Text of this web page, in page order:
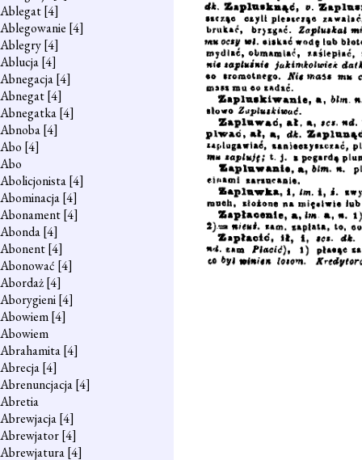
Ablegat[4]
Ablegowanie [4]
Ablegry[4]
Ablucja[4]
Abnegacja[4]
Abnegat[4]
Abnegatka[4]
Abnoba[4]
Abo [4]
Abo
Abolicjonista[4]
Abominacja[4]
Abonament[4]
Abonda[4]
Abonent[4]
Abonować [4]
Abordaż[4]
Aborygieni[4]
Abowiem[4]
Abowiem
Abrahamita[4]
Abrecja[4]
Abrenuncjacja[4]
Abretia
Abrewjacja[4]
Abrewjator[4]
Abrewjatura[4]